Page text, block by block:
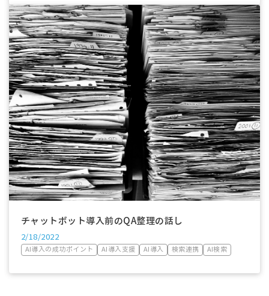
チャットボット導入前のQA整理の話し
2/18/2022
AI導入の成功ポイント AI導入支援 AI導入 検索連携 AI検索